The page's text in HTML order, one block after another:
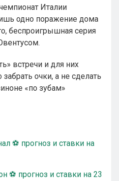
Италии
одно поражение дома
беспроигрышная серия
встречи и для них
очки, а не сделать
«по зубам»
⚽ прогноз и ставки на
⚽ прогноз и ставки на 23